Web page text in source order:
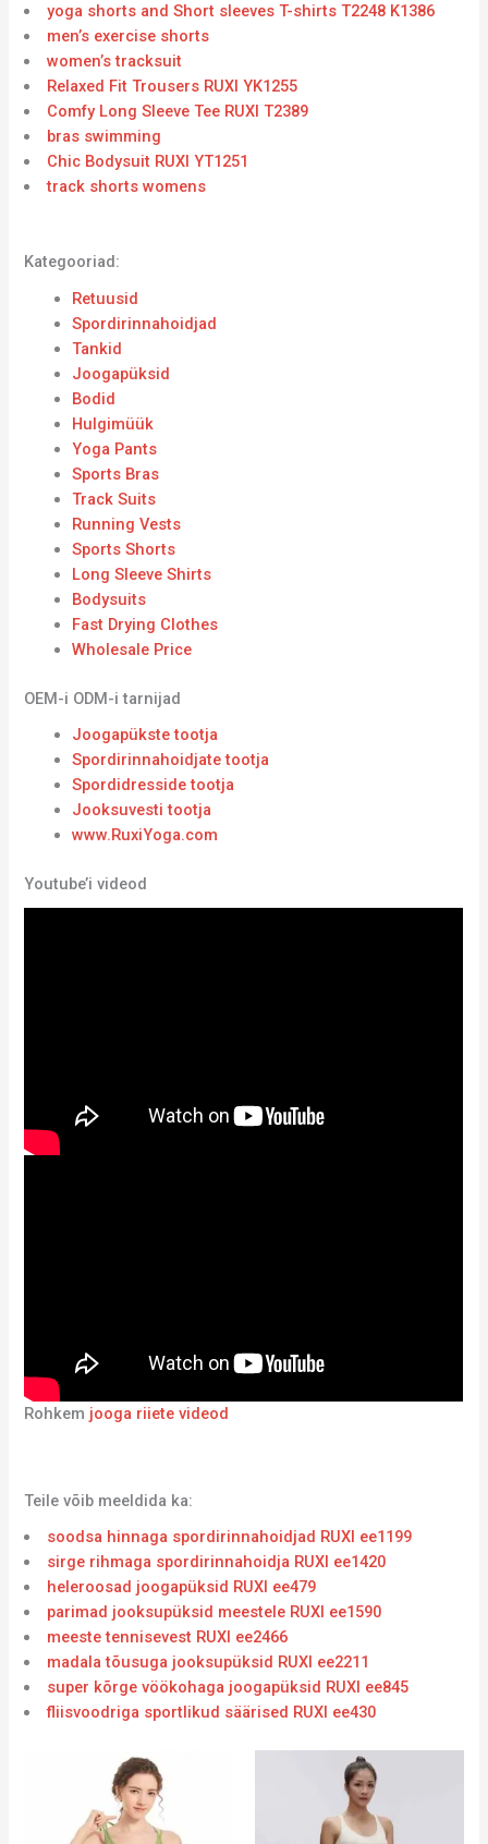
yoga shorts and Short sleeves T-shirts T2248 K1386
men’s exercise shorts
women’s tracksuit
Relaxed Fit Trousers RUXI YK1255
Comfy Long Sleeve Tee RUXI T2389
bras swimming
Chic Bodysuit RUXI YT1251
track shorts womens
Kategooriad:
Retuusid
Spordirinnahoidjad
Tankid
Joogapüksid
Bodid
Hulgimüük
Yoga Pants
Sports Bras
Track Suits
Running Vests
Sports Shorts
Long Sleeve Shirts
Bodysuits
Fast Drying Clothes
Wholesale Price
OEM-i ODM-i tarnijad
Joogapükste tootja
Spordirinnahoidjate tootja
Spordidresside tootja
Jooksuvesti tootja
www.RuxiYoga.com
Youtube’i videod
Rohkem jooga riiete videod
Teile võib meeldida ka:
soodsa hinnaga spordirinnahoidjad RUXI ee1199
sirge rihmaga spordirinnahoidja RUXI ee1420
heleroosad joogapüksid RUXI ee479
parimad jooksupüksid meestele RUXI ee1590
meeste tennisevest RUXI ee2466
madala tõusuga jooksupüksid RUXI ee2211
super kõrge vöökohaga joogapüksid RUXI ee845
fliisvoodriga sportlikud säärised RUXI ee430